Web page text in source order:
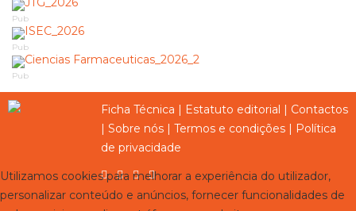
Pub
Pub
Pub
Ficha Técnica | Estatuto editorial | Contactos
| Sobre nós | Termos e condições | Política
de privacidade
Utilizamos cookies para melhorar a experiência do utilizador,
personalizar conteúdo e anúncios, fornecer funcionalidades de